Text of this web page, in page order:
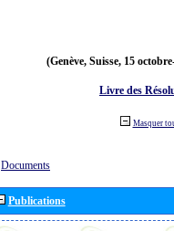
(Genève, Suisse, 15
Livre des
Masquer
Documents
Publications